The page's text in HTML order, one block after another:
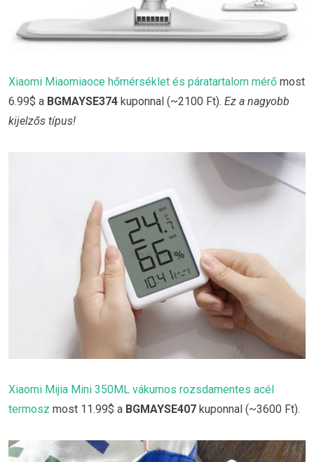
Xiaomi Miaomiaoce hőmérséklet és páratartalom mérő most
6.99$ a BGMAYSE374 kuponnal (~2100 Ft). Ez a nagyobb
kijelzős típus!
Xiaomi Mijia Mini 350ML vákumos rozsdamentes acél
termosz most 11.99$ a BGMAYSE407 kuponnal (~3600 Ft).